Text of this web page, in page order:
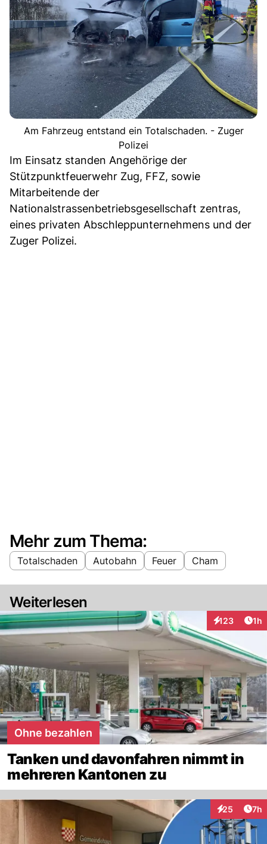
Am Fahrzeug entstand ein Totalschaden. - Zuger
Polizei
Im Einsatz standen Angehörige der
Stützpunktfeuerwehr Zug, FFZ, sowie
Mitarbeitende der
Nationalstrassenbetriebsgesellschaft zentras,
eines privaten Abschleppunternehmens und der
Zuger Polizei.
Mehr zum Thema:
Totalschaden Autobahn Feuer Cham
Weiterlesen
123
Interaktionen
1h
Ohne bezahlen
Tanken und davonfahren nimmt in
mehreren Kantonen zu
25
Interaktionen
7h